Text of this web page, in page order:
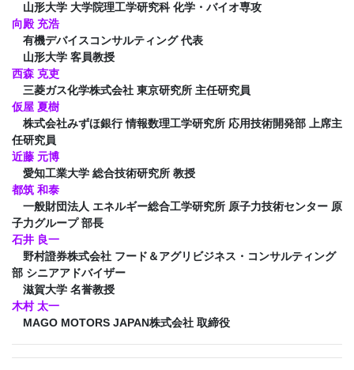
山形大学 大学院理工学研究科 化学・バイオ専攻
向殿 充浩
有機デバイスコンサルティング 代表
山形大学 客員教授
西森 克吏
三菱ガス化学株式会社 東京研究所 主任研究員
仮屋 夏樹
株式会社みずほ銀行 情報数理工学研究所 応用技術開発部 上席主
任研究員
近藤 元博
愛知工業大学 総合技術研究所 教授
都筑 和泰
一般財団法人 エネルギー総合工学研究所 原子力技術センター 原
子力グループ 部長
石井 良一
野村證券株式会社 フード＆アグリビジネス・コンサルティング
部 シニアアドバイザー
滋賀大学 名誉教授
木村 太一
MAGO MOTORS JAPAN株式会社 取締役